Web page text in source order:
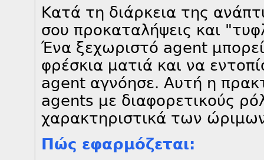
Κατά τη διάρκεια της
σου προκαταλήψεις και
Ένα ξεχωριστό agent
φρέσκια ματιά και να
agent αγνόησε. Αυτή η
agents με διαφορετικούς
χαρακτηριστικά των
Πώς εφαρμόζεται: